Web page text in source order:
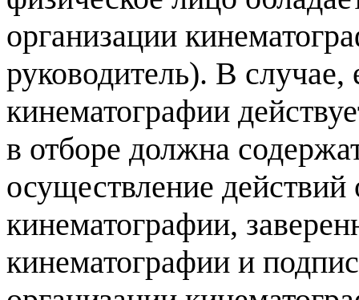
организации
руководитель). В случае,
кинематографии
в отборе должна
осуществление
кинематографии,
кинематографии и